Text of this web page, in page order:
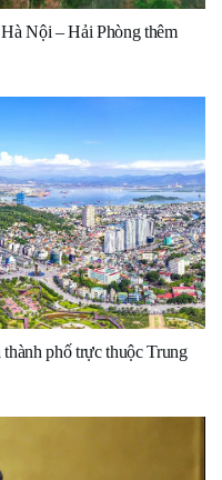
Nội – Hải Phòng thêm
phố trực thuộc Trung